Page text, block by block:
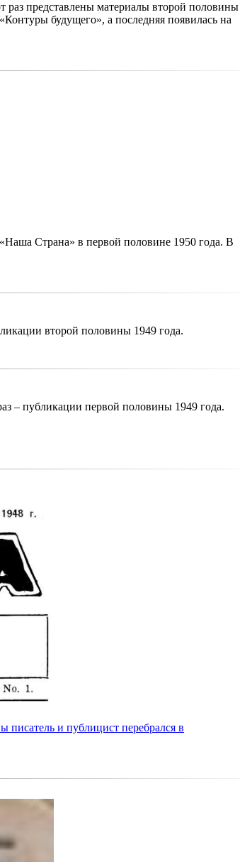
раз представлены материалы второй половины
будущего», а последняя появилась на
Страна» в первой половине 1950 года. В
второй половины 1949 года.
– публикации первой половины 1949 года.
и публицист перебрался в